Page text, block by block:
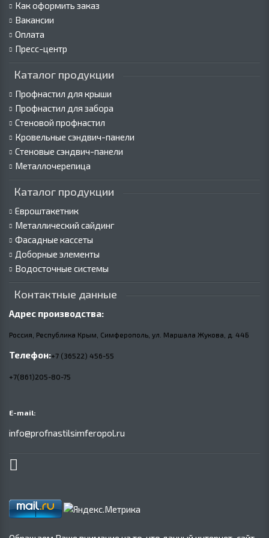
Как оформить заказ
Вакансии
Оплата
Пресс-центр
Каталог продукции
Профнастил для крыши
Профнастил для забора
Стеновой профнастил
Кровельные сэндвич-панели
Стеновые сэндвич-панели
Металлочерепица
Каталог продукции
Евроштакетник
Металлический сайдинг
Фасадные кассеты
Доборные элементы
Водосточные системы
Контактные данные
Адрес производства:
Россия, Республика Крым, Симферополь, ул. Маршала Жукова, д. 44Б
Телефон:+7 (36522) 456-55
+7(861)205-80-75
E-mail:
info@profnastilsimferopol.ru